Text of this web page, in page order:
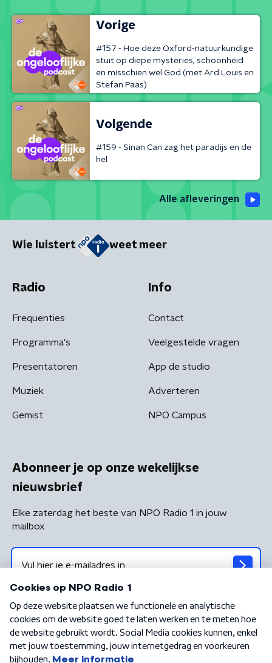
Vorige
#157 - Hoe deze Oxford-natuurkundige
stuit op diepe mysteries, schoonheid
en misschien wel God (met Ard Louis en
Stefan Paas)
Volgende
#159 - Sinan Can zag het paradijs en de
hel
Alle afleveringen
Wie luistert weet meer
Radio
Frequenties
Programma's
Presentatoren
Muziek
Gemist
Info
Contact
Veelgestelde vragen
App de studio
Adverteren
NPO Campus
Abonneer je op onze wekelijkse
nieuwsbrief
Elke zaterdag het beste van NPO Radio 1 in jouw
mailbox
Algemene voorwaarden